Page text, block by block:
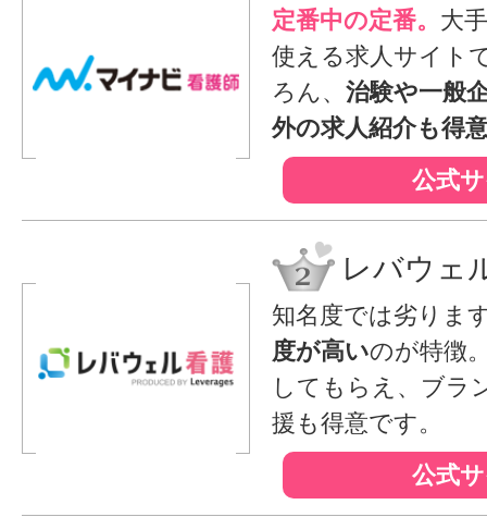
定番中の定番。 大
使える求人サイト
ろん、 治験や一般
外の求人紹介も得
公式
レバウェ
知名度では劣りま
度が高いのが特徴
してもらえ、ブラ
援も得意です。
公式